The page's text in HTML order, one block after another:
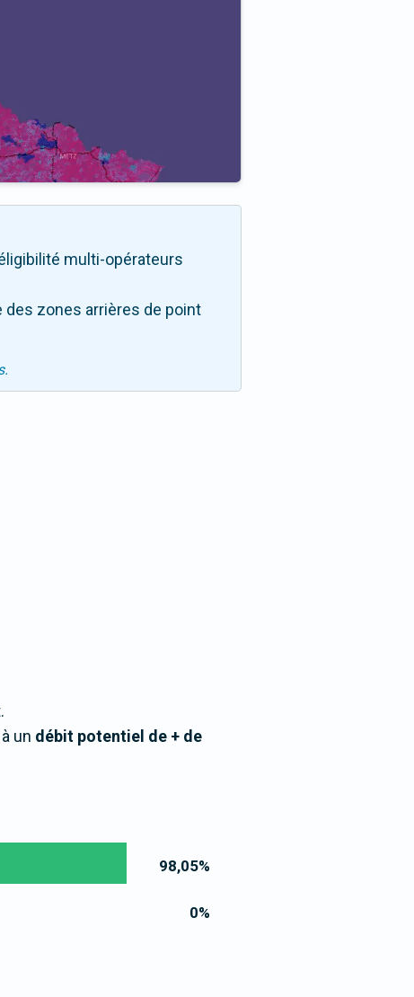
multi-opérateurs
zones arrières de point
un débit potentiel de + de
98,05%
0%